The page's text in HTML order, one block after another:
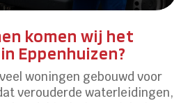
komen wij het
Eppenhuizen?
woningen gebouwd voor
verouderde waterleidingen,